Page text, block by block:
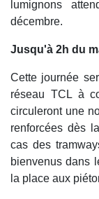
lumignons
décembre.
Jusqu'à 2h du
Cette journée
réseau TCL à
circuleront une
renforcées dès
cas des
bienvenus dans
la place aux